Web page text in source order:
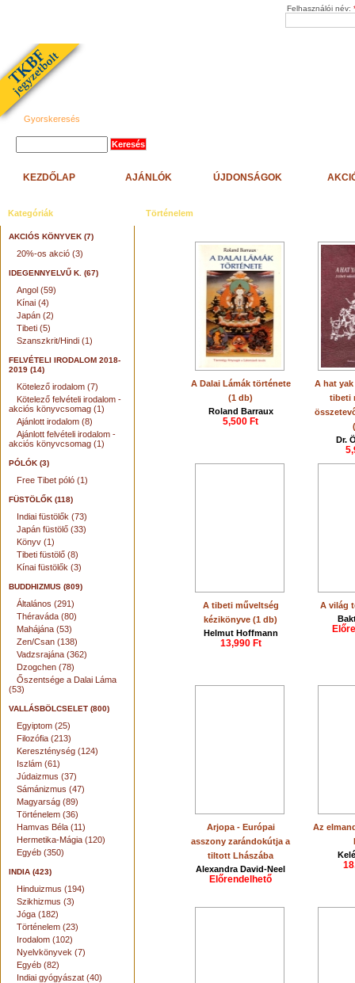
Felhasználói név:
Gyorskeresés
KEZDŐLAP AJÁNLÓK ÚJDONSÁGOK
Kategóriák
AKCIÓS KÖNYVEK (7)
20%-os akció (3)
IDEGENNYELVŰ K. (67)
Angol (59)
Kínai (4)
Japán (2)
Tibeti (5)
Szanszkrit/Hindi (1)
FELVÉTELI IRODALOM 2018-
2019 (14)
Kötelező irodalom (7)
Kötelező felvételi irodalom -
akciós könyvcsomag (1)
Ajánlott irodalom (8)
Ajánlott felvételi irodalom -
akciós könyvcsomag (1)
PÓLÓK (3)
Free Tibet póló (1)
FÜSTÖLŐK (118)
Indiai füstölők (73)
Japán füstölő (33)
Könyv (1)
Tibeti füstölő (8)
Kínai füstölők (3)
BUDDHIZMUS (809)
Általános (291)
Théraváda (80)
Mahájána (53)
Zen/Csan (138)
Vadzsrajána (362)
Dzogchen (78)
Őszentsége a Dalai Láma
(53)
VALLÁSBÖLCSELET (800)
Egyiptom (25)
Filozófia (213)
Kereszténység (124)
Iszlám (61)
Júdaizmus (37)
Sámánizmus (47)
Magyarság (89)
Történelem (36)
Hamvas Béla (11)
Hermetika-Mágia (120)
Egyéb (350)
INDIA (423)
Hinduizmus (194)
Szikhizmus (3)
Jóga (182)
Történelem (23)
Irodalom (102)
Nyelvkönyvek (7)
Egyéb (82)
Indiai gyógyászat (40)
Történelem
A Dalai Lámák története
(1 db)
Roland Barraux
5,500 Ft
A hat
tibeti
Dr.
A tibeti műveltség
kézikönyve (1 db)
Helmut Hoffmann
13,990 Ft
A világ
Arjopa - Európai
asszony zarándokútja a
tiltott Lhászába
Alexandra David-Neel
Előrendelhető
Az